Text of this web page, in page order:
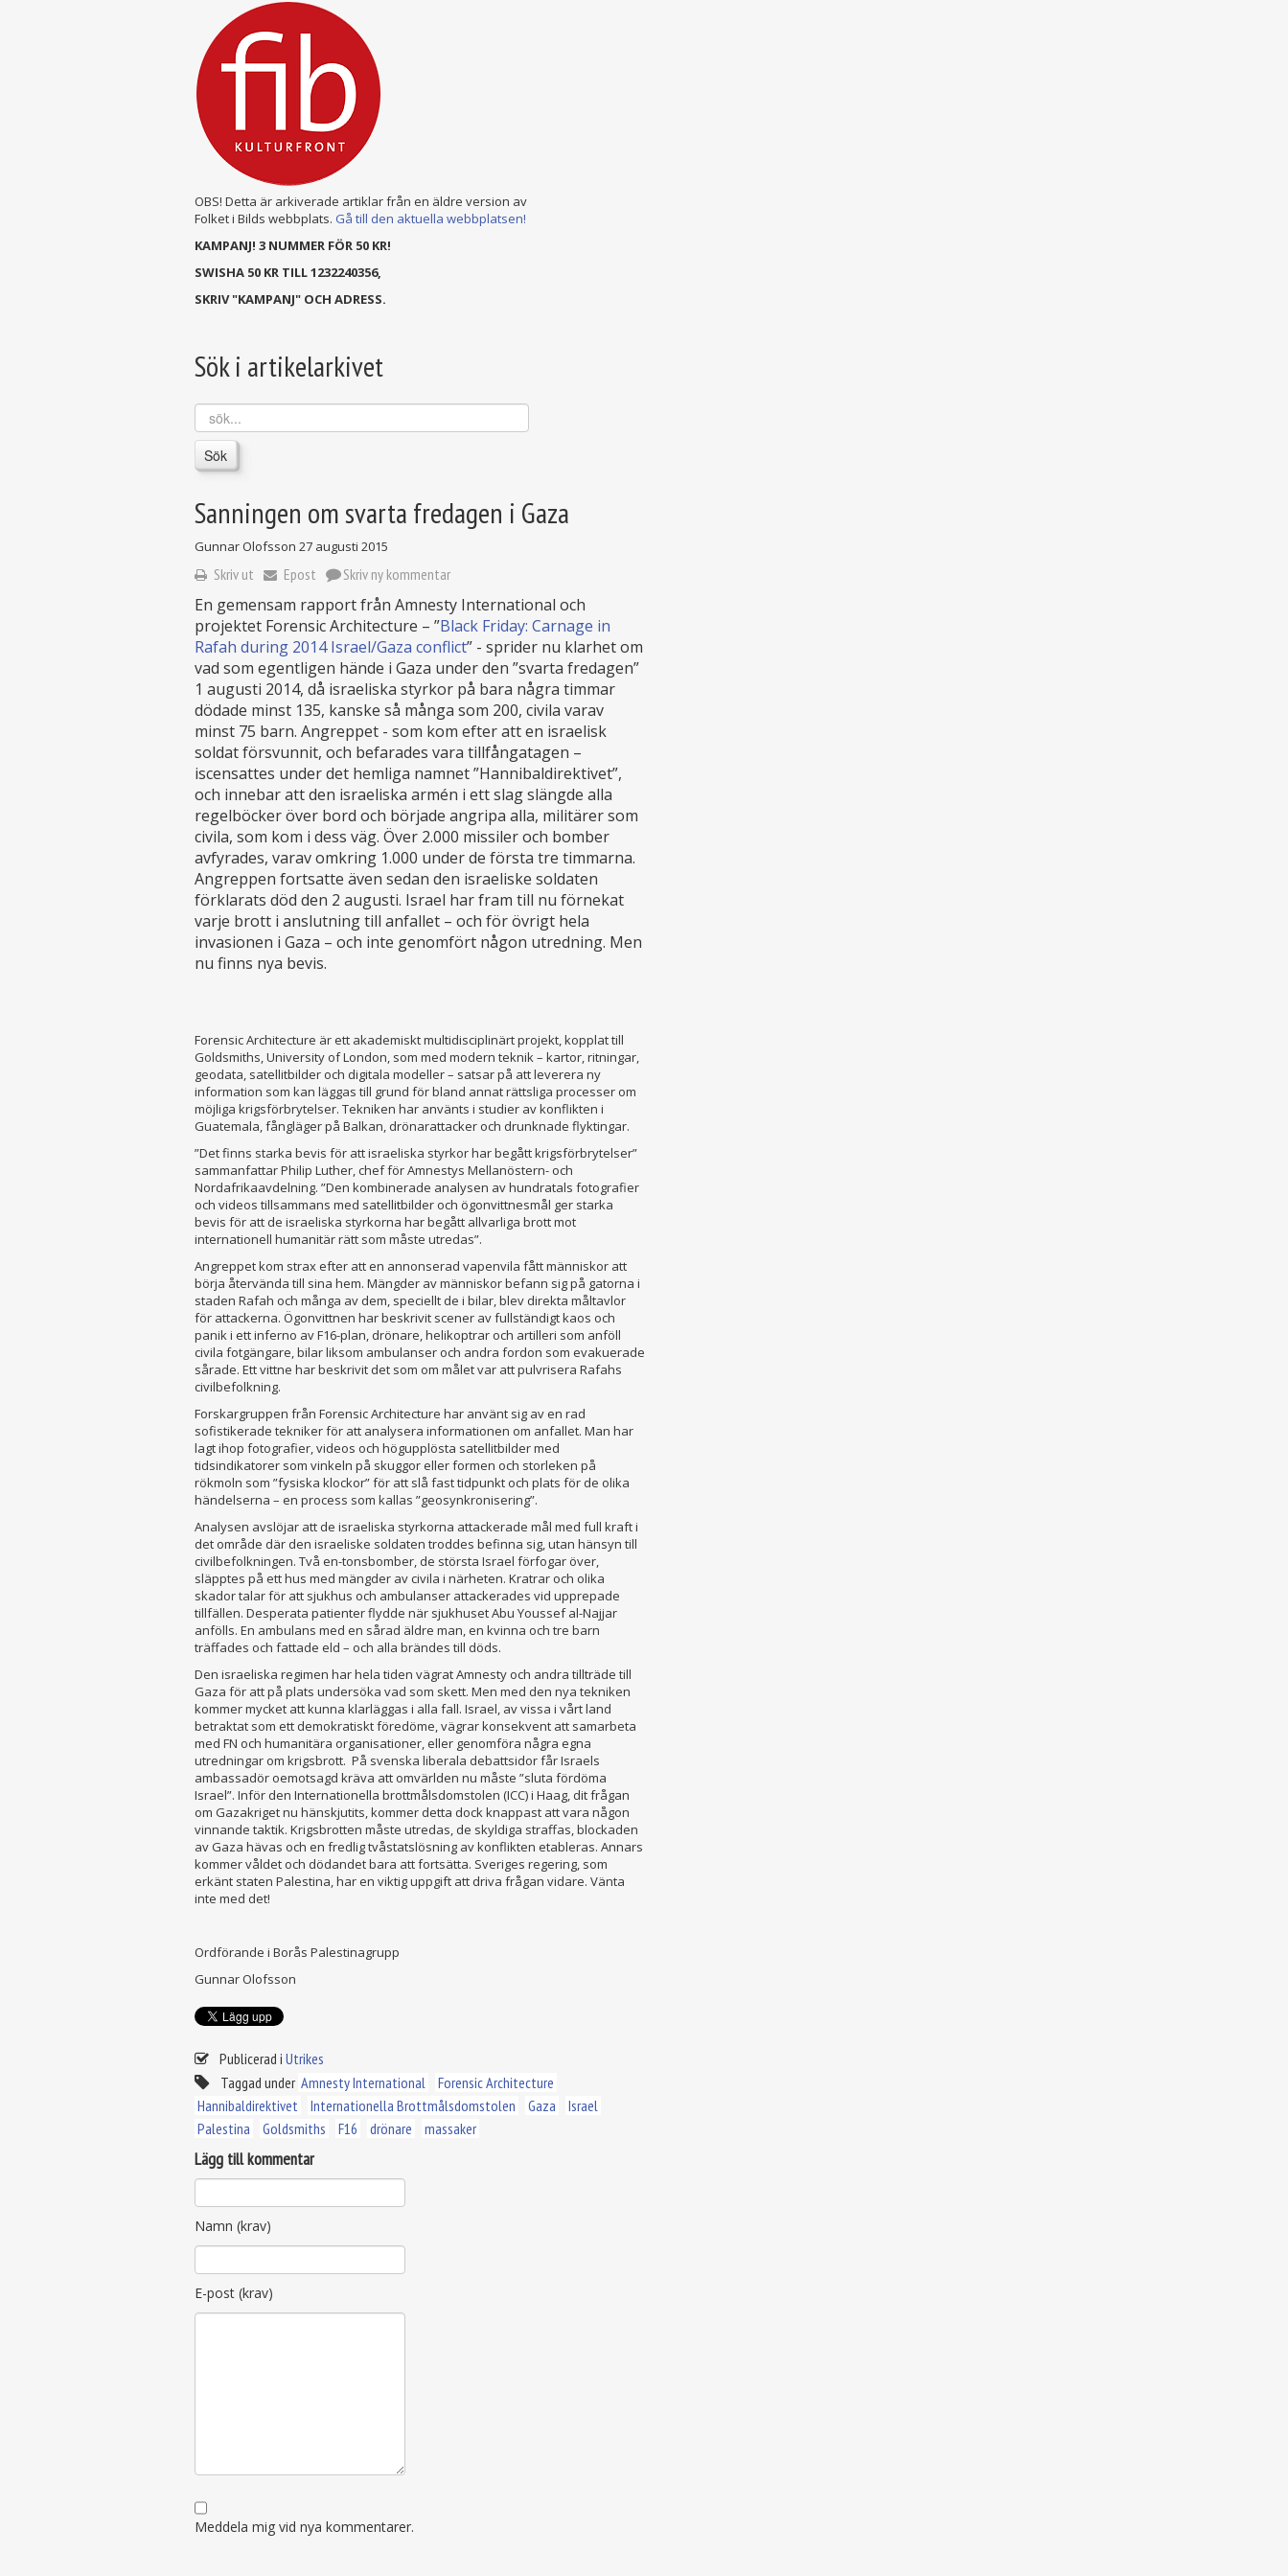
OBS! Detta är arkiverade artiklar från en äldre version av
Folket i Bilds webbplats. Gå till den aktuella webbplatsen!
KAMPANJ! 3 NUMMER FÖR 50 KR!
SWISHA 50 KR TILL 1232240356,
SKRIV "KAMPANJ" OCH ADRESS.
Sök i artikelarkivet
sök...
Sök
Sanningen om svarta fredagen i Gaza
Gunnar Olofsson 27 augusti 2015
Skriv ut Epost Skriv ny kommentar
En gemensam rapport från Amnesty International och
projektet Forensic Architecture – ”Black Friday: Carnage in
Rafah during 2014 Israel/Gaza conflict” - sprider nu klarhet om
vad som egentligen hände i Gaza under den ”svarta fredagen”
1 augusti 2014, då israeliska styrkor på bara några timmar
dödade minst 135, kanske så många som 200, civila varav
minst 75 barn. Angreppet - som kom efter att en israelisk
soldat försvunnit, och befarades vara tillfångatagen –
iscensattes under det hemliga namnet ”Hannibaldirektivet”,
och innebar att den israeliska armén i ett slag slängde alla
regelböcker över bord och började angripa alla, militärer som
civila, som kom i dess väg. Över 2.000 missiler och bomber
avfyrades, varav omkring 1.000 under de första tre timmarna.
Angreppen fortsatte även sedan den israeliske soldaten
förklarats död den 2 augusti. Israel har fram till nu förnekat
varje brott i anslutning till anfallet – och för övrigt hela
invasionen i Gaza – och inte genomfört någon utredning. Men
nu finns nya bevis.
Forensic Architecture är ett akademiskt multidisciplinärt projekt, kopplat till
Goldsmiths, University of London, som med modern teknik – kartor, ritningar,
geodata, satellitbilder och digitala modeller – satsar på att leverera ny
information som kan läggas till grund för bland annat rättsliga processer om
möjliga krigsförbrytelser. Tekniken har använts i studier av konflikten i
Guatemala, fångläger på Balkan, drönarattacker och drunknade flyktingar.
”Det finns starka bevis för att israeliska styrkor har begått krigsförbrytelser”
sammanfattar Philip Luther, chef för Amnestys Mellanöstern- och
Nordafrikaavdelning. ”Den kombinerade analysen av hundratals fotografier
och videos tillsammans med satellitbilder och ögonvittnesmål ger starka
bevis för att de israeliska styrkorna har begått allvarliga brott mot
internationell humanitär rätt som måste utredas”.
Angreppet kom strax efter att en annonserad vapenvila fått människor att
börja återvända till sina hem. Mängder av människor befann sig på gatorna i
staden Rafah och många av dem, speciellt de i bilar, blev direkta måltavlor
för attackerna. Ögonvittnen har beskrivit scener av fullständigt kaos och
panik i ett inferno av F16-plan, drönare, helikoptrar och artilleri som anföll
civila fotgängare, bilar liksom ambulanser och andra fordon som evakuerade
sårade. Ett vittne har beskrivit det som om målet var att pulvrisera Rafahs
civilbefolkning.
Forskargruppen från Forensic Architecture har använt sig av en rad
sofistikerade tekniker för att analysera informationen om anfallet. Man har
lagt ihop fotografier, videos och högupplösta satellitbilder med
tidsindikatorer som vinkeln på skuggor eller formen och storleken på
rökmoln som ”fysiska klockor” för att slå fast tidpunkt och plats för de olika
händelserna – en process som kallas ”geosynkronisering”.
Analysen avslöjar att de israeliska styrkorna attackerade mål med full kraft i
det område där den israeliske soldaten troddes befinna sig, utan hänsyn till
civilbefolkningen. Två en-tonsbomber, de största Israel förfogar över,
släpptes på ett hus med mängder av civila i närheten. Kratrar och olika
skador talar för att sjukhus och ambulanser attackerades vid upprepade
tillfällen. Desperata patienter flydde när sjukhuset Abu Youssef al-Najjar
anfölls. En ambulans med en sårad äldre man, en kvinna och tre barn
träffades och fattade eld – och alla brändes till döds.
Den israeliska regimen har hela tiden vägrat Amnesty och andra tillträde till
Gaza för att på plats undersöka vad som skett. Men med den nya tekniken
kommer mycket att kunna klarläggas i alla fall. Israel, av vissa i vårt land
betraktat som ett demokratiskt föredöme, vägrar konsekvent att samarbeta
med FN och humanitära organisationer, eller genomföra några egna
utredningar om krigsbrott. På svenska liberala debattsidor får Israels
ambassadör oemotsagd kräva att omvärlden nu måste ”sluta fördöma
Israel”. Inför den Internationella brottmålsdomstolen (ICC) i Haag, dit frågan
om Gazakriget nu hänskjutits, kommer detta dock knappast att vara någon
vinnande taktik. Krigsbrotten måste utredas, de skyldiga straffas, blockaden
av Gaza hävas och en fredlig tvåstatslösning av konflikten etableras. Annars
kommer våldet och dödandet bara att fortsätta. Sveriges regering, som
erkänt staten Palestina, har en viktig uppgift att driva frågan vidare. Vänta
inte med det!
Ordförande i Borås Palestinagrupp
Gunnar Olofsson
Publicerad i Utrikes
Taggad under Amnesty International
Forensic Architecture
Hannibaldirektivet
Internationella Brottmålsdomstolen Gaza
Israel
Palestina
Goldsmiths F16 drönare massaker
Lägg till kommentar
Namn (krav)
E-post (krav)
Meddela mig vid nya kommentarer.